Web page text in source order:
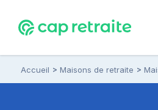
Accueil Maisons de retraite